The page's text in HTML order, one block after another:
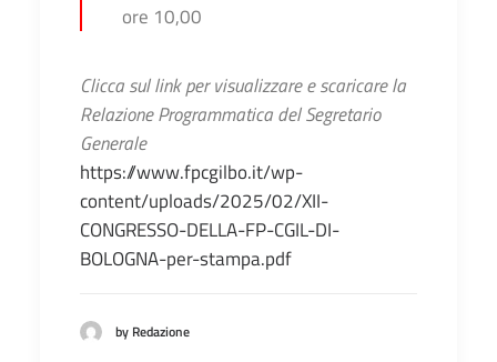
ore 10,00
Clicca sul link per visualizzare e scaricare la
Relazione Programmatica del Segretario
Generale
https://www.fpcgilbo.it/wp-
content/uploads/2025/02/XII-
CONGRESSO-DELLA-FP-CGIL-DI-
BOLOGNA-per-stampa.pdf
by Redazione